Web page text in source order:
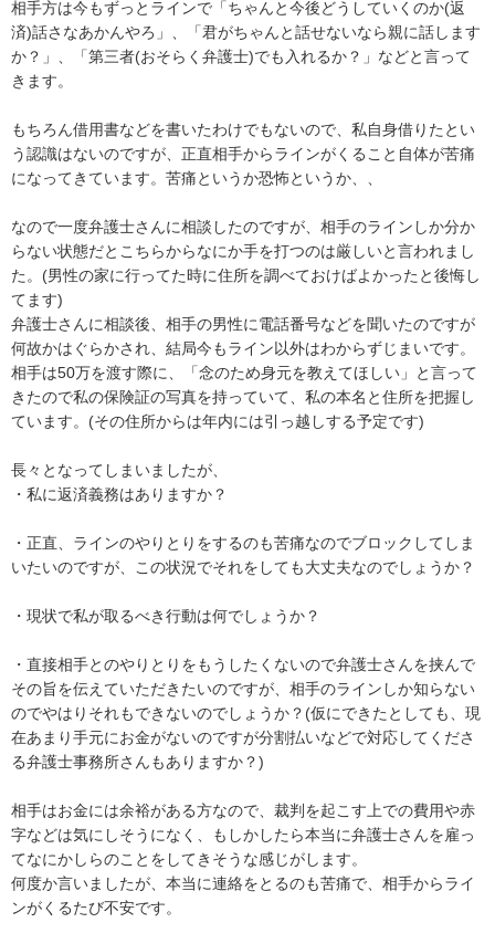
相手方は今もずっとラインで「ちゃんと今後どうしていくのか(返
済)話さなあかんやろ」、「君がちゃんと話せないなら親に話します
か？」、「第三者(おそらく弁護士)でも入れるか？」などと言って
きます。
もちろん借用書などを書いたわけでもないので、私自身借りたとい
う認識はないのですが、正直相手からラインがくること自体が苦痛
になってきています。苦痛というか恐怖というか、、
なので一度弁護士さんに相談したのですが、相手のラインしか分か
らない状態だとこちらからなにか手を打つのは厳しいと言われまし
た。(男性の家に行ってた時に住所を調べておけばよかったと後悔し
てます)
弁護士さんに相談後、相手の男性に電話番号などを聞いたのですが
何故かはぐらかされ、結局今もライン以外はわからずじまいです。
相手は50万を渡す際に、「念のため身元を教えてほしい」と言って
きたので私の保険証の写真を持っていて、私の本名と住所を把握し
ています。(その住所からは年内には引っ越しする予定です)
長々となってしまいましたが、
・私に返済義務はありますか？
・正直、ラインのやりとりをするのも苦痛なのでブロックしてしま
いたいのですが、この状況でそれをしても大丈夫なのでしょうか？
・現状で私が取るべき行動は何でしょうか？
・直接相手とのやりとりをもうしたくないので弁護士さんを挟んで
その旨を伝えていただきたいのですが、相手のラインしか知らない
のでやはりそれもできないのでしょうか？(仮にできたとしても、現
在あまり手元にお金がないのですが分割払いなどで対応してくださ
る弁護士事務所さんもありますか？)
相手はお金には余裕がある方なので、裁判を起こす上での費用や赤
字などは気にしそうになく、もしかしたら本当に弁護士さんを雇っ
てなにかしらのことをしてきそうな感じがします。
何度か言いましたが、本当に連絡をとるのも苦痛で、相手からライ
ンがくるたび不安です。